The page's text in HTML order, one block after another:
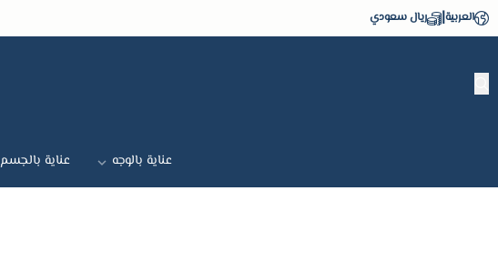
العربية| ريال سعودي
عناية بالوجه عناية بالجسم